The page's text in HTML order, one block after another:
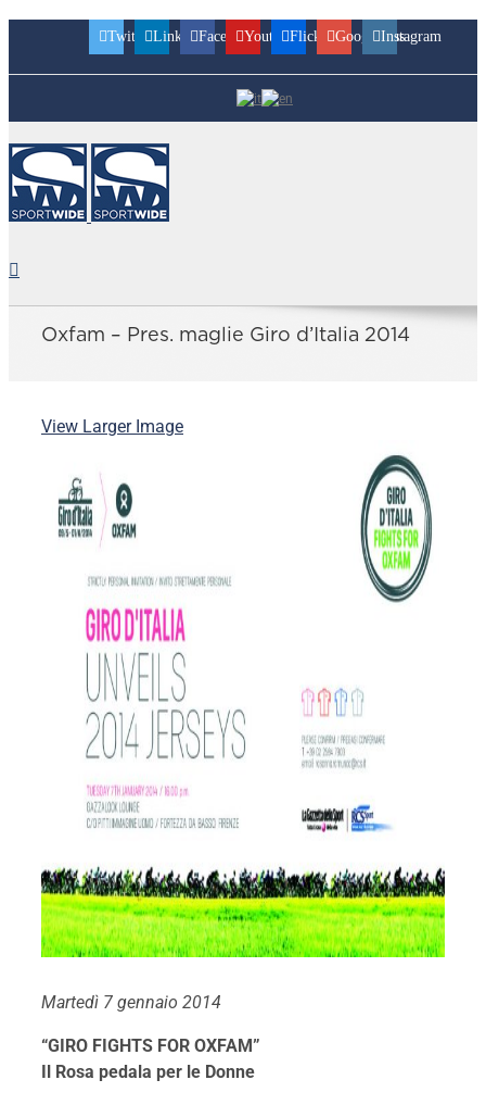
TwitterLinkedinFacebookYoutubeFlickr GoogleplusInstagram
Oxfam – Pres. maglie Giro d’Italia 2014
View Larger Image
Martedì 7 gennaio 2014
“GIRO FIGHTS FOR OXFAM”
Il Rosa pedala per le Donne